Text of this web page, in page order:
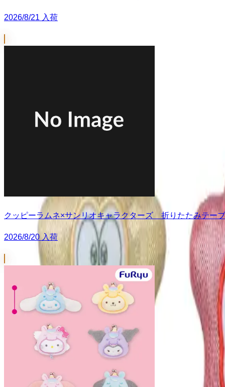
2026/8/21 入荷
クッピーラムネ×サンリオキャラクターズ 折りたたみテー
2026/8/20 入荷